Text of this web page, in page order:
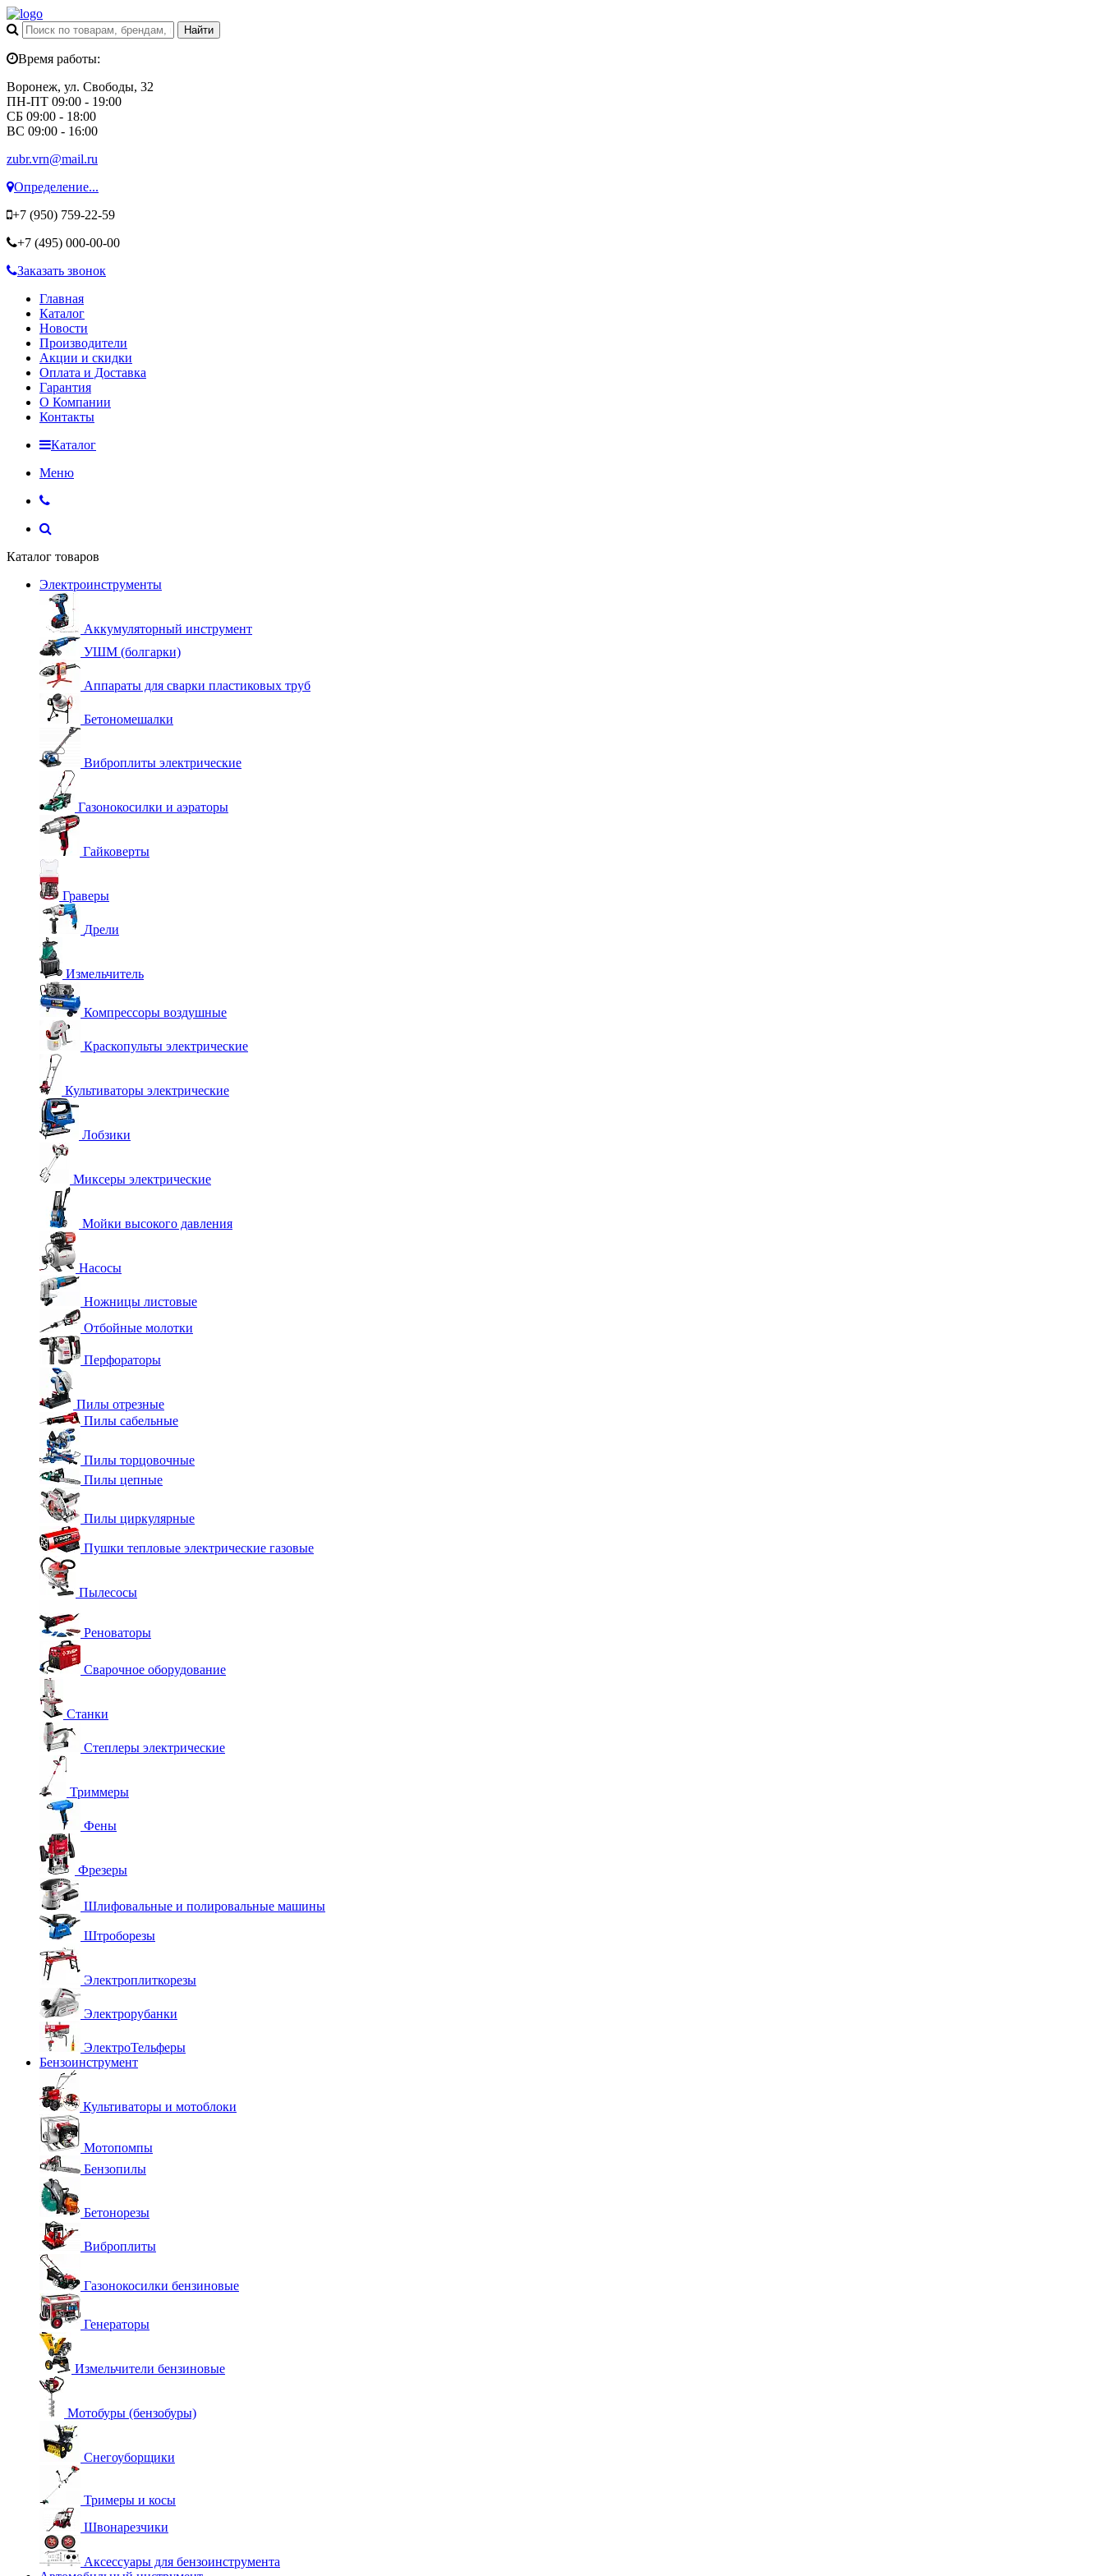
Время работы:
Воронеж, ул. Свободы, 32
ПН-ПТ 09:00 - 19:00
СБ 09:00 - 18:00
ВС 09:00 - 16:00
zubr.vrn@mail.ru
Определение...
+7 (950) 759-22-59
+7 (495) 000-00-00
Заказать звонок
Главная
Каталог
Новости
Производители
Акции и скидки
Оплата и Доставка
Гарантия
О Компании
Контакты
Каталог
Меню
Каталог товаров
Электроинструменты
Аккумуляторный инструмент
УШМ (болгарки)
Аппараты для сварки пластиковых труб
Бетономешалки
Виброплиты электрические
Газонокосилки и аэраторы
Гайковерты
Граверы
Дрели
Измельчитель
Компрессоры воздушные
Краскопульты электрические
Культиваторы электрические
Лобзики
Миксеры электрические
Мойки высокого давления
Насосы
Ножницы листовые
Отбойные молотки
Перфораторы
Пилы отрезные
Пилы сабельные
Пилы торцовочные
Пилы цепные
Пилы циркулярные
Пушки тепловые электрические газовые
Пылесосы
Реноваторы
Сварочное оборудование
Станки
Степлеры электрические
Триммеры
Фены
Фрезеры
Шлифовальные и полировальные машины
Штроборезы
Электроплиткорезы
Электрорубанки
ЭлектроТельферы
Бензоинструмент
Культиваторы и мотоблоки
Мотопомпы
Бензопилы
Бетонорезы
Виброплиты
Газонокосилки бензиновые
Генераторы
Измельчители бензиновые
Мотобуры (бензобуры)
Снегоуборщики
Тримеры и косы
Швонарезчики
Аксессуары для бензоинструмента